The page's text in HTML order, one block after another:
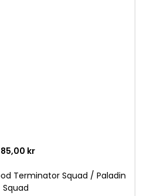
kr
Terminator Squad / Paladin
Squad